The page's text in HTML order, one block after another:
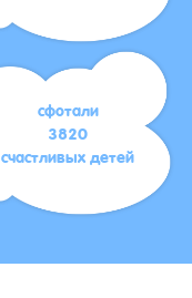
сфотали
3820
счастливых детей